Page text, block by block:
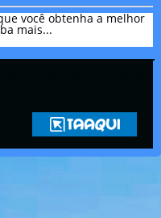
você obtenha a melhor
mais...